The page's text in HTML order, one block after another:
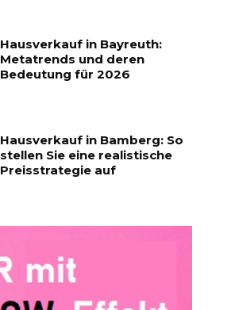
Hausverkauf in Bayreuth:
Metatrends und deren
Bedeutung für 2026
Hausverkauf in Bamberg: So
stellen Sie eine realistische
Preisstrategie auf